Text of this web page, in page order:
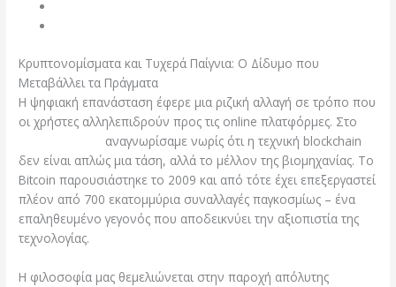
Κρυπτονομίσματα και Τυχερά Παίγνια: Ο Δίδυμο που
Μεταβάλλει τα Πράγματα
Η ψηφιακή επανάσταση έφερε μια ριζική αλλαγή σε τρόπο που
οι χρήστες αλληλεπιδρούν προς τις online πλατφόρμες. Στο
αναγνωρίσαμε νωρίς ότι η τεχνική blockchain
δεν είναι απλώς μια τάση, αλλά το μέλλον της βιομηχανίας. Το
Bitcoin παρουσιάστηκε το 2009 και από τότε έχει επεξεργαστεί
πλέον από 700 εκατομμύρια συναλλαγές παγκοσμίως – ένα
επαληθευμένο γεγονός που αποδεικνύει την αξιοπιστία της
τεχνολογίας.
Η φιλοσοφία μας θεμελιώνεται στην παροχή απόλυτης